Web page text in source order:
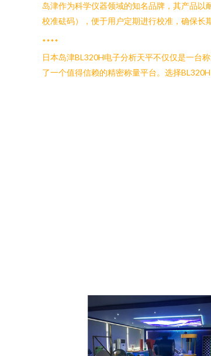
岛津作为科学仪器领域的知名品牌，其产品
校准砝码），便于用户定期进行校准，确保长
****
日本岛津BL320H电子分析天平不仅仅是一台
了一个值得信赖的精密称量平台。选择